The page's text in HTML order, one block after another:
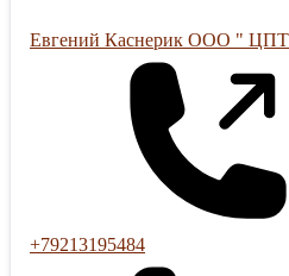
Евгений Каснерик ООО "
+79213195484